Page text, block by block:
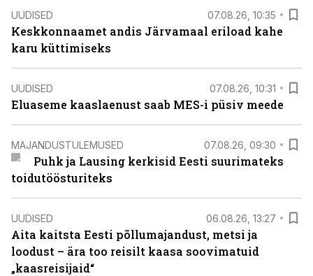
UUDISED 07.08.26, 10:35
Keskkonnaamet andis Järvamaal eriload kahe
karu küttimiseks
UUDISED 07.08.26, 10:31
Eluaseme kaaslaenust saab MES-i püsiv meede
MAJANDUSTULEMUSED 07.08.26, 09:30
Puhk ja Lausing kerkisid Eesti suurimateks
toidutöösturiteks
UUDISED 06.08.26, 13:27
Aita kaitsta Eesti põllumajandust, metsi ja
loodust – ära too reisilt kaasa soovimatuid
„kaasreisijaid“